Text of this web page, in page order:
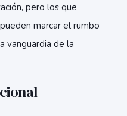
pero los que
marcar el rumbo
vanguardia de la